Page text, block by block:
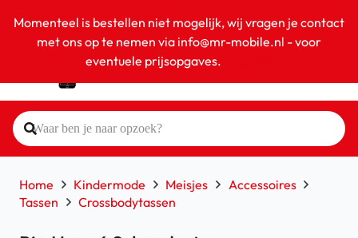
Momenteel is bestellen niet mogelijk, wij vragen je contact
met ons op te nemen via info@mr-mobile.nl - voor
eventuele prijsopgaves.
Home Kindermode Meisjes
Accessoires
Tassen
Crossbodytassen